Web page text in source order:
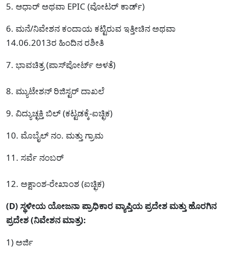
5. ಆಧಾರ್ ಅಥವಾ EPIC (ವೋಟರ್ ಕಾರ್ಡ್)
6. ಮನೆ/ನಿವೇಶನ ಕಂದಾಯ ಕಟ್ಟಿರುವ ಇತ್ತೀಚಿನ ಅಥವಾ
14.06.2013ರ ಹಿಂದಿನ ರಶೀತಿ
7. ಭಾವಚಿತ್ರ (ಪಾಸ್‌ಪೋರ್ಟ್ ಅಳತೆ)
8. ಮ್ಯುಟೇಶನ್ ರಿಜಿಸ್ಟರ್ ದಾಖಲೆ
9. ವಿದ್ಯುಚ್ಛಕ್ತಿ ಬಿಲ್ (ಕಟ್ಟಡಕ್ಕೆ-ಐಚ್ಛಿಕ)
10. ಮೊಬೈಲ್ ನಂ. ಮತ್ತು ಗ್ರಾಮ
11. ಸರ್ವೆ ನಂಬರ್
12. ಅಕ್ಷಾಂಶ-ರೇಖಾಂಶ (ಐಚ್ಛಿಕ)
(D) ಸ್ಥಳೀಯ ಯೋಜನಾ ಪ್ರಾಧಿಕಾರ ವ್ಯಾಪ್ತಿಯ ಪ್ರದೇಶ ಮತ್ತು ಹೊರಗಿನ
ಪ್ರದೇಶ (ನಿವೇಶನ ಮಾತ್ರ):
1) ಅರ್ಜಿ